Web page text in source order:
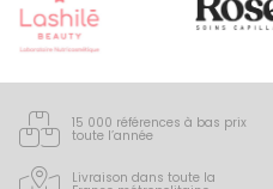
15 000 références à bas prix
toute l’année
Livraison dans toute la